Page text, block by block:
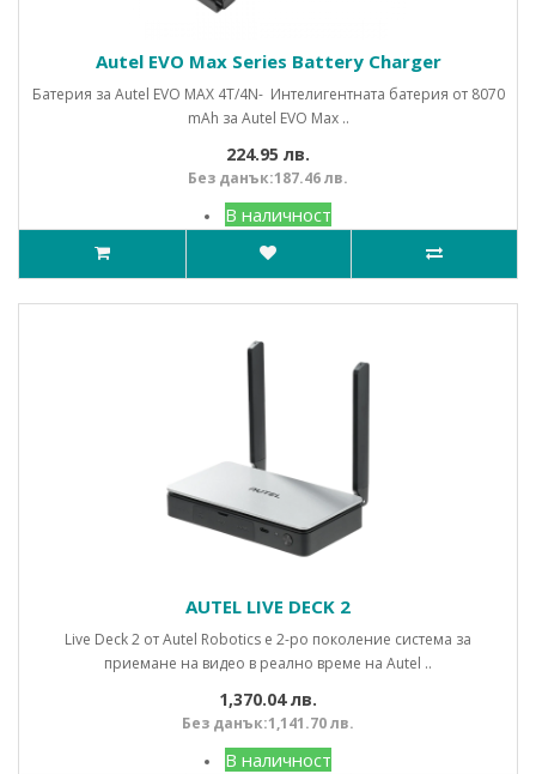
Autel EVO Max Series Battery Charger
Батерия за Autel EVO MAX 4T/4N- Интелигентната батерия от 8070
mAh за Autel EVO Max ..
224.95 лв.
Без данък:187.46 лв.
В наличност
AUTEL LIVE DECK 2
Live Deck 2 от Autel Robotics е 2-ро поколение система за
приемане на видео в реално време на Autel ..
1,370.04 лв.
Без данък:1,141.70 лв.
В наличност